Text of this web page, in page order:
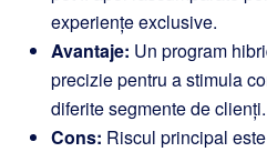
experiențe exclusive.
Avantaje: Un program
precizie pentru a stimula
diferite segmente de clienți.
Cons: Riscul principal